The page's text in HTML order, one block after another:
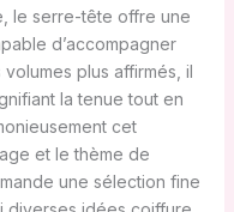
le serre-tête offre une
d’accompagner
plus affirmés, il
la tenue tout en
cet
et le thème de
une sélection fine